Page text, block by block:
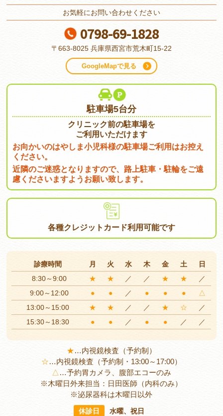
お気軽にお問い合わせください
0798-69-1828
〒663-8025 兵庫県西宮市荒木町15-22
GoogleMapで見る
駐車場5台分
クリニック前の駐車場を
ご利用いただけます
お向かいのはやしま小児科様の駐車場ご利用はお控え
ください。
近隣のご迷惑となりますので、路上駐車・駐輪をご遠
慮くださいますようお願い致します。
各種クレジットカード利用可能です
診療時間 月 火 水 木 金 土
日
8:30～9:00
★ ★ ／ ／ ★ ★
／
9:00～12:00
● ● ／ ● ● ●
△
13:00～15:00
★ ★ ／ ／ ★ ☆
／
15:30～18:30
● ● ／ ● ● ／ ／
★…内視鏡検査（予約制）
☆…内視鏡検査（予約制・13:00～17:00）
△ …予約胃カメラ、腹部エコーのみ
※木曜日外来担当：日田医師（内科のみ）
※泌尿器科は木曜日以外
休診日 水曜、祝日